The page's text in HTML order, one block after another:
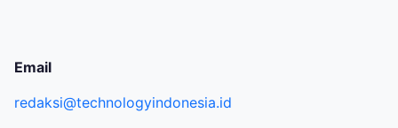
Email
redaksi@technologyindonesia.id